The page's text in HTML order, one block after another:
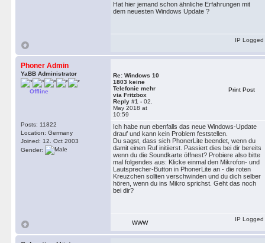
Hat hier jemand schon ähnliche Erfahrungen mit
dem neuesten Windows Update ?
IP Logged
Phoner Admin
YaBB Administrator
Offline
Posts: 11822
Location: Germany
Joined: 12. Oct 2003
Gender:
Re: Windows 10
1803 keine
Telefonie mehr
via Fritzbox
Reply #1 - 02.
May 2018 at
10:59
Print Post
Ich habe nun ebenfalls das neue Windows-Update
drauf und kann kein Problem feststellen.
Du sagst, dass sich PhonerLite beendet, wenn du
damit einen Ruf initiierst. Passiert dies bei dir bereits
wenn du die Soundkarte öffnest? Probiere also bitte
mal folgendes aus: Klicke einmal den Mikrofon- und
Lautsprecher-Button in PhonerLite an - die roten
Kreuzchen sollten verschwinden und du dich selber
hören, wenn du ins Mikro sprichst. Geht das noch
bei dir?
WWW
IP Logged